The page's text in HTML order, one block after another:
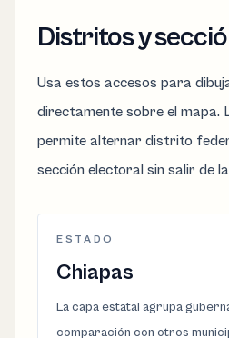
Distritos y
Usa estos accesos para
directamente sobre el mapa.
permite alternar distrito
sección electoral sin salir de
ESTADO
Chiapas
La capa estatal agrupa
comparación con otros